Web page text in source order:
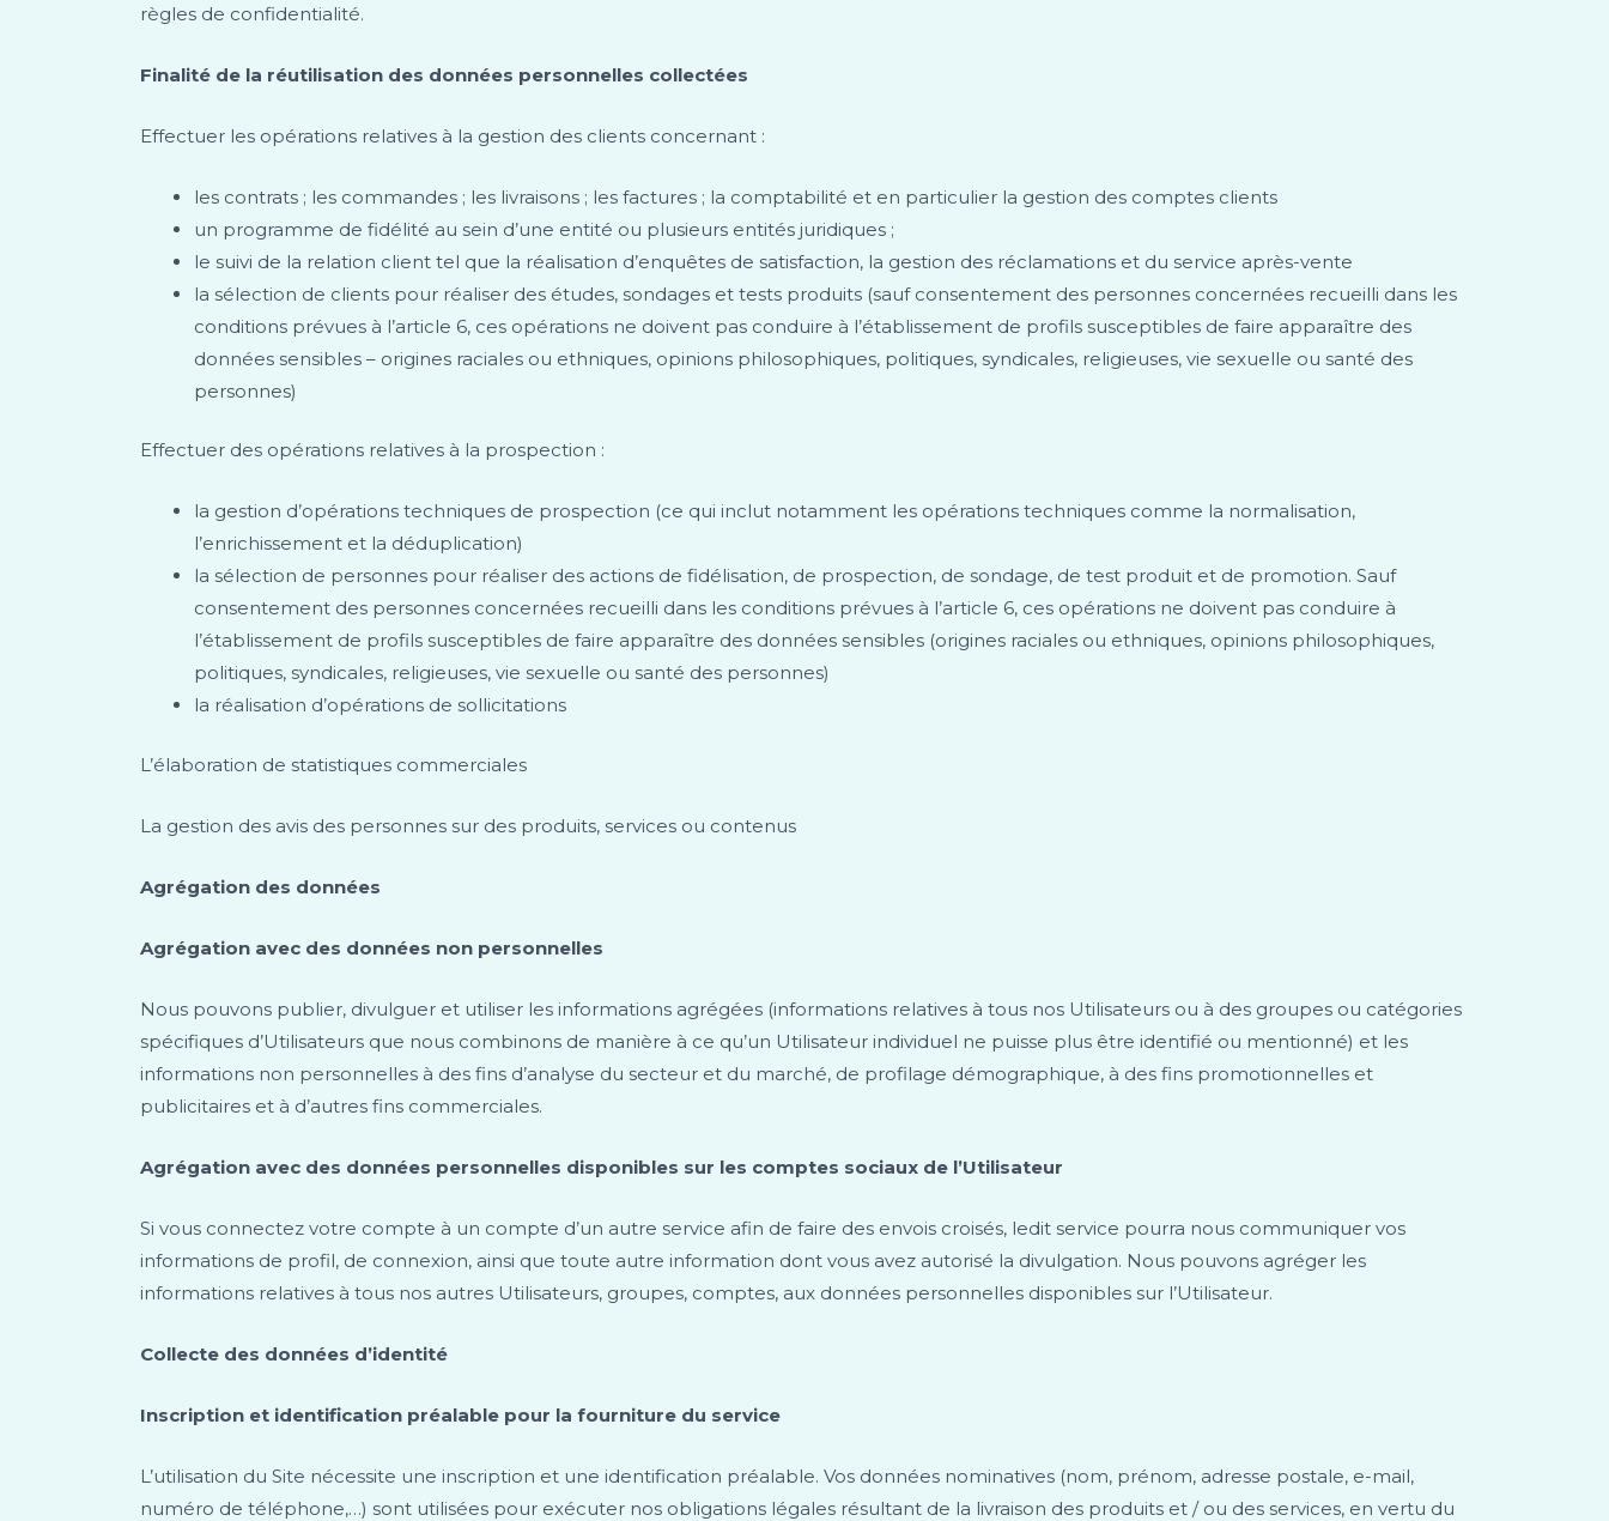
règles de confidentialité.
Finalité de la réutilisation des données personnelles collectées
Effectuer les opérations relatives à la gestion des clients concernant :
les contrats ; les commandes ; les livraisons ; les factures ; la comptabilité et en particulier la gestion des comptes clients
un programme de fidélité au sein d’une entité ou plusieurs entités juridiques ;
le suivi de la relation client tel que la réalisation d’enquêtes de satisfaction, la gestion des réclamations et du service après-vente
la sélection de clients pour réaliser des études, sondages et tests produits (sauf consentement des personnes concernées recueilli dans les
conditions prévues à l’article 6, ces opérations ne doivent pas conduire à l’établissement de profils susceptibles de faire apparaître des
données sensibles – origines raciales ou ethniques, opinions philosophiques, politiques, syndicales, religieuses, vie sexuelle ou santé des
personnes)
Effectuer des opérations relatives à la prospection :
la gestion d’opérations techniques de prospection (ce qui inclut notamment les opérations techniques comme la normalisation,
l’enrichissement et la déduplication)
la sélection de personnes pour réaliser des actions de fidélisation, de prospection, de sondage, de test produit et de promotion. Sauf
consentement des personnes concernées recueilli dans les conditions prévues à l’article 6, ces opérations ne doivent pas conduire à
l’établissement de profils susceptibles de faire apparaître des données sensibles (origines raciales ou ethniques, opinions philosophiques,
politiques, syndicales, religieuses, vie sexuelle ou santé des personnes)
la réalisation d’opérations de sollicitations
L’élaboration de statistiques commerciales
La gestion des avis des personnes sur des produits, services ou contenus
Agrégation des données
Agrégation avec des données non personnelles
Nous pouvons publier, divulguer et utiliser les informations agrégées (informations relatives à tous nos Utilisateurs ou à des groupes ou catégories
spécifiques d’Utilisateurs que nous combinons de manière à ce qu’un Utilisateur individuel ne puisse plus être identifié ou mentionné) et les
informations non personnelles à des fins d’analyse du secteur et du marché, de profilage démographique, à des fins promotionnelles et
publicitaires et à d’autres fins commerciales.
Agrégation avec des données personnelles disponibles sur les comptes sociaux de l’Utilisateur
Si vous connectez votre compte à un compte d’un autre service afin de faire des envois croisés, ledit service pourra nous communiquer vos
informations de profil, de connexion, ainsi que toute autre information dont vous avez autorisé la divulgation. Nous pouvons agréger les
informations relatives à tous nos autres Utilisateurs, groupes, comptes, aux données personnelles disponibles sur l’Utilisateur.
Collecte des données d’identité
Inscription et identification préalable pour la fourniture du service
L’utilisation du Site nécessite une inscription et une identification préalable. Vos données nominatives (nom, prénom, adresse postale, e-mail,
numéro de téléphone,…) sont utilisées pour exécuter nos obligations légales résultant de la livraison des produits et / ou des services, en vertu du